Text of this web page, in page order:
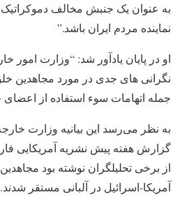
به عنوان یک جنبش مخالف دموکراتیک،
نماینده مردم ایران باشد.”
او در پایان یادآور شد: “وزارت امور
نگرانی های جدی در مورد مجاهدین
جمله اتهامات سوء استفاده از اعضای
به نظر می‌رسد این بیانیه وزارت
گزارش هفته پیش نشریه آمریکایی
از برخی تحلیلگران نوشته بود
آمریکا-اسرائیل در آلبانی مستقر شدند.